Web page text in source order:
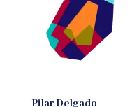
Pilar Delgado